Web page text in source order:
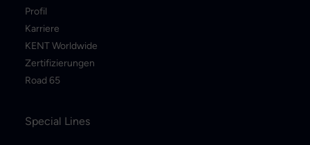
Profil
Karriere
KENT Worldwide
Zertifizierungen
Road 65
Special Lines